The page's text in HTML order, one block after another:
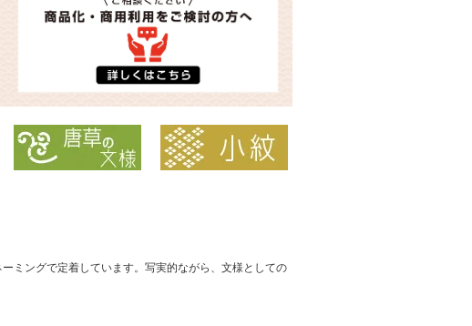
ミングで定着しています。写実的ながら、文様としての